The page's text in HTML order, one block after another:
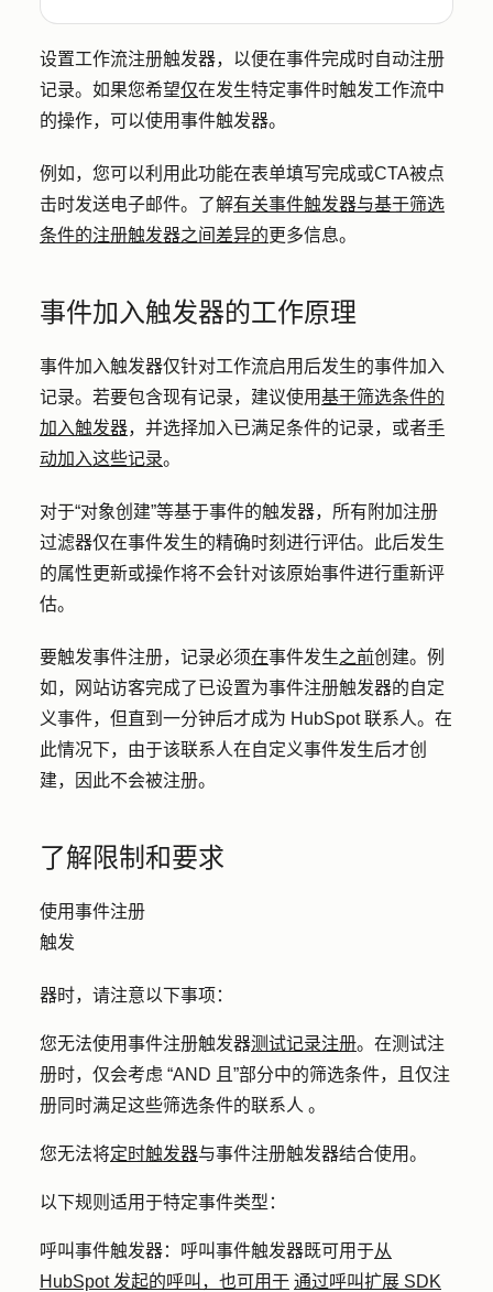
设置工作流注册触发器，以便在事件完成时自动注册
记录。如果您希望仅在发生特定事件时触发工作流中
的操作，可以使用事件触发器。
例如，您可以利用此功能在表单填写完成或CTA被点
击时发送电子邮件。了解有关事件触发器与基于筛选
条件的注册触发器之间差异的更多信息。
事件加入触发器的工作原理
事件加入触发器仅针对工作流启用后发生的事件加入
记录。若要包含现有记录，建议使用基于筛选条件的
加入触发器，并选择加入已满足条件的记录，或者手
动加入这些记录。
对于“对象创建”等基于事件的触发器，所有附加注册
过滤器仅在事件发生的精确时刻进行评估。此后发生
的属性更新或操作将不会针对该原始事件进行重新评
估。
要触发事件注册，记录必须在事件发生之前创建。例
如，网站访客完成了已设置为事件注册触发器的自定
义事件，但直到一分钟后才成为 HubSpot 联系人。在
此情况下，由于该联系人在自定义事件发生后才创
建，因此不会被注册。
了解限制和要求
使用事件注册
触发
器时，请注意以下事项：
您无法使用事件注册触发器测试记录注册。在测试注
册时，仅会考虑 “AND 且”部分中的筛选条件，且仅注
册同时满足这些筛选条件的联系人 。
您无法将定时触发器与事件注册触发器结合使用。
以下规则适用于特定事件类型：
呼叫事件触发器：呼叫事件触发器既可用于从
HubSpot 发起的呼叫 ，也可用于 通过呼叫扩展 SDK